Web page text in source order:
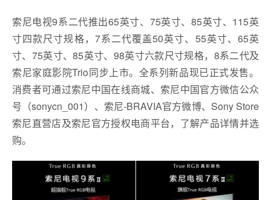
索尼电视9系二代推出65英寸、75英寸、85英寸、115英
寸四款尺寸规格，7系二代覆盖50英寸、55英寸、65英
寸、75英寸、85英寸、98英寸六款尺寸规格，8系二代及
索尼家庭影院Trio同步上市。全系列新品现已正式发售。
消费者可通过索尼中国在线商城、索尼中国官方微信公众
号（sonycn_001）、索尼‑BRAVIA官方微博、Sony Store
索尼直营店及索尼官方授权电商平台，了解产品详情并选
购。